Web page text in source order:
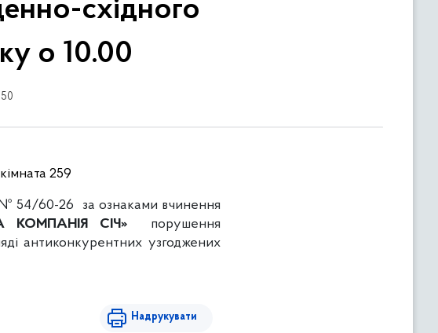
східного
о 10.00
259
54/60-26 за ознаками вчинення
КОМПАНІЯ СІЧ»
порушення
антиконкурентних узгоджених
Надрукувати